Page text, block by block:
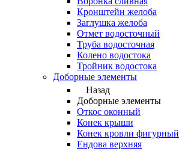
Кронштейн желоба
Заглушка желоба
Отмет водосточный
Труба водосточная
Колено водостока
Тройник водостока
Доборные элементы
Назад
Доборные элементы
Откос оконный
Конек крыши
Конек кровли фигурный
Ендова верхняя